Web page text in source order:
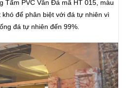
Tấm PVC Vân Đá mã HT 015, màu
để phân biệt với đá tự nhiên vì
đá tự nhiên đến 99%.